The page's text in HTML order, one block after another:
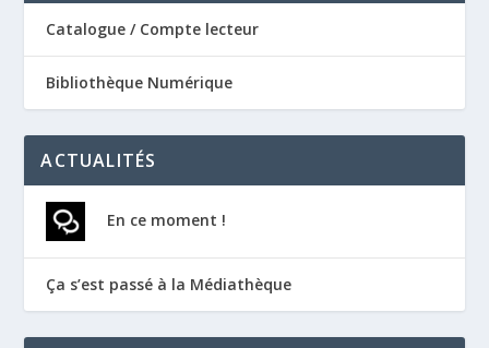
Catalogue / Compte lecteur
Bibliothèque Numérique
ACTUALITÉS
En ce moment !
Ça s’est passé à la Médiathèque